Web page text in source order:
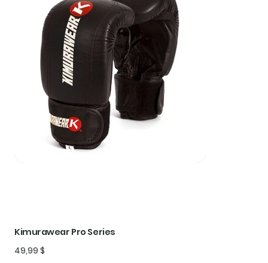
Kimurawear Pro Series
Prix
49,99 $